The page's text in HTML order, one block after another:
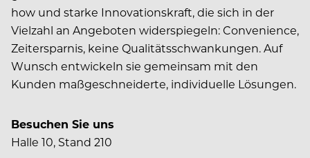
how und starke Innovationskraft, die sich in der
Vielzahl an Angeboten widerspiegeln: Convenience,
Zeitersparnis, keine Qualitätsschwankungen. Auf
Wunsch entwickeln sie gemeinsam mit den
Kunden maßgeschneiderte, individuelle Lösungen.
Besuchen Sie uns
Halle 10, Stand 210